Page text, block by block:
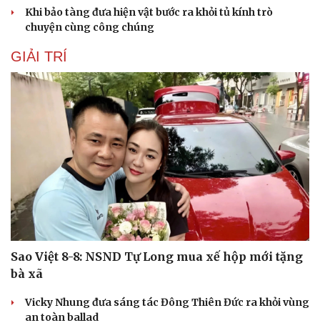
Khi bảo tàng đưa hiện vật bước ra khỏi tủ kính trò
chuyện cùng công chúng
GIẢI TRÍ
Sao Việt 8-8: NSND Tự Long mua xế hộp mới tặng
bà xã
Vicky Nhung đưa sáng tác Đông Thiên Đức ra khỏi vùng
an toàn ballad